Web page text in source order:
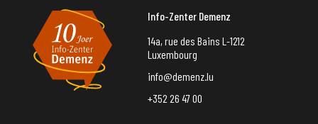
Info-Zenter Demenz
14a, rue des Bains L-1212
Luxembourg
info@demenz.lu
+352 26 47 00